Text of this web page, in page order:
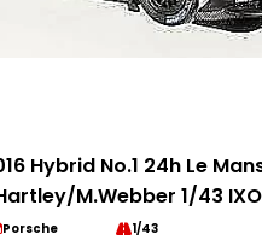
Hybrid No.1 24h Le
M.Webber 1/43 IXO
Porsche 1/43